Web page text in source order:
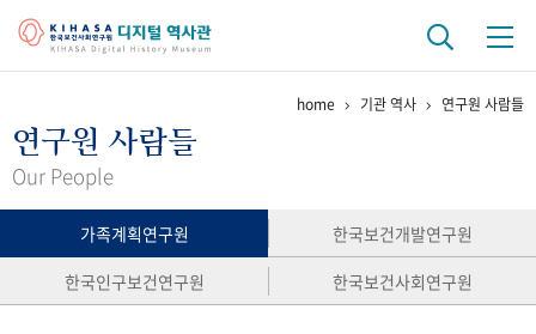
걸어온 길 기관 변천사
연구 역사
정책과 연구 키워드로 보는 연구 역사
연구자들
간행물 변천사
home 기관 역사 연구원 사람들
연구원 사람들
Our People
가족계획연구원
한국보건개발연구원
한국인구보건연구원
한국보건사회연구원